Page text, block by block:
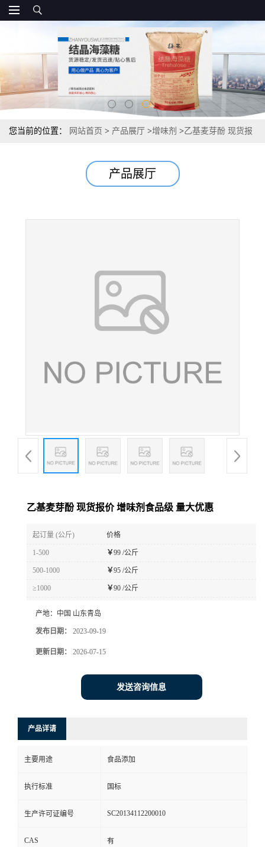
您当前的位置： 网站首页 > 产品展厅 >增味剂 >乙基麦芽酚 现货报
产品展厅
乙基麦芽酚 现货报价 增味剂食品级 量大优惠
起订量 (公斤) 价格
1-500 ￥99 /公斤
500-1000 ￥95 /公斤
≥1000 ￥90 /公斤
产地： 中国 山东青岛
发布日期： 2023-09-19
更新日期： 2026-07-15
发送咨询信息
产品详请
主要用途 食品添加
执行标准 国标
生产许可证编号 SC20134112200010
CAS 有